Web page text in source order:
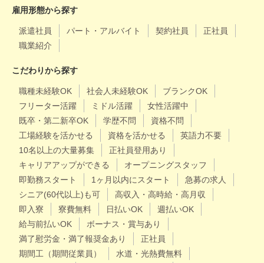
雇用形態から探す
派遣社員 パート・アルバイト 契約社員
正社員
職業紹介
こだわりから探す
職種未経験OK 社会人未経験OK
ブランクOK
フリーター活躍
ミドル活躍
女性活躍中
既卒・第二新卒OK
学歴不問
資格不問
工場経験を活かせる
資格を活かせる
英語力不要
10名以上の大量募集
正社員登用あり
キャリアアップができる
オープニングスタッフ
即勤務スタート
1ヶ月以内にスタート
急募の求人
シニア(60代以上)も可
高収入・高時給・高月収
即入寮
寮費無料 日払いOK
週払いOK
給与前払いOK
ボーナス・賞与あり
満了慰労金・満了報奨金あり
正社員
期間工（期間従業員）
水道・光熱費無料